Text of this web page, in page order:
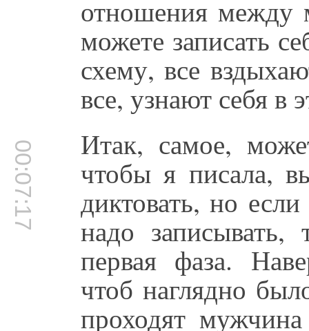
отношения
можете записать
схему, все
все, узнают себя в
00:07:17 Итак, самое,
чтобы я писала,
диктовать, но
надо
первая фаза.
чтоб наглядно
проходят